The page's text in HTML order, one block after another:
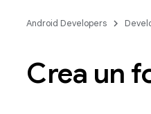
Android Developers
Crea un